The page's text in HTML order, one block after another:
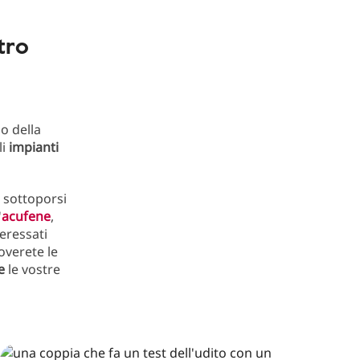
della
impianti
sottoporsi
acufene,
le
le vostre